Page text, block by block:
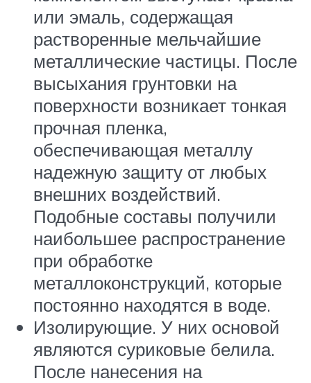
или эмаль, содержащая
растворенные мельчайшие
металлические частицы. После
высыхания грунтовки на
поверхности возникает тонкая
прочная пленка,
обеспечивающая металлу
надежную защиту от любых
внешних воздействий.
Подобные составы получили
наибольшее распространение
при обработке
металлоконструкций, которые
постоянно находятся в воде.
Изолирующие. У них основой
являются суриковые белила.
После нанесения на